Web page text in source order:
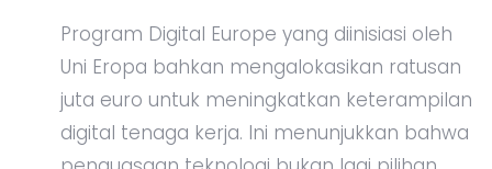
Program Digital Europe yang diinisiasi oleh
Uni Eropa bahkan mengalokasikan ratusan
juta euro untuk meningkatkan keterampilan
digital tenaga kerja. Ini menunjukkan bahwa